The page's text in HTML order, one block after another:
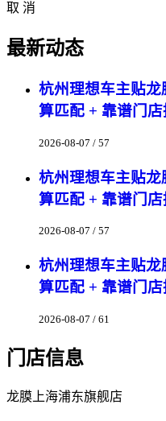
取 消
最新动态
杭州理想车主贴
算匹配 + 靠谱门
2026-08-07 / 57
杭州理想车主贴
算匹配 + 靠谱门
2026-08-07 / 57
杭州理想车主贴
算匹配 + 靠谱门
2026-08-07 / 61
门店信息
龙膜上海浦东旗舰店